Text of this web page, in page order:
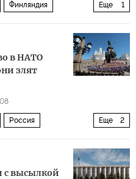
Еще 1
Финляндия
в НАТО
злят
Еще 2
Россия
с высылкой